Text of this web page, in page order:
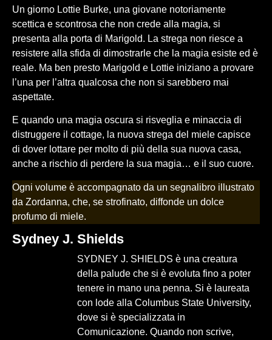
Un giorno Lottie Burke, una giovane notoriamente
scettica e scontrosa che non crede alla magia, si
presenta alla porta di Marigold. La strega non riesce a
resistere alla sfida di dimostrarle che la magia esiste ed è
reale. Ma ben presto Marigold e Lottie iniziano a provare
l’una per l’altra qualcosa che non si sarebbero mai
aspettate.
E quando una magia oscura si risveglia e minaccia di
distruggere il cottage, la nuova strega del miele capisce
di dover lottare per molto di più della sua nuova casa,
anche a rischio di perdere la sua magia… e il suo cuore.
Ogni volume è accompagnato da un segnalibro illustrato
da Zordanna, che, se strofinato, diffonde un dolce
profumo di miele.
Sydney J. Shields
SYDNEY J. SHIELDS è una creatura
della palude che si è evoluta fino a poter
tenere in mano una penna. Si è laureata
con lode alla Columbus State University,
dove si è specializzata in
Comunicazione. Quando non scrive,